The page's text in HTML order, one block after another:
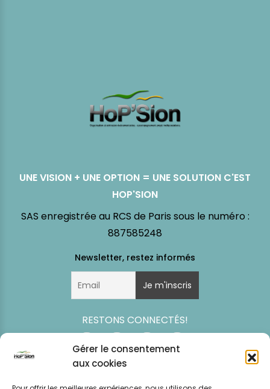
Gérer le consentement
aux cookies
UNE VISION + UNE OPTION = UNE SOLUTION C'EST
HOP'SION
SAS enregistrée au RCS de Paris sous le numéro :
887585248
RESTONS CONNECTÉS!